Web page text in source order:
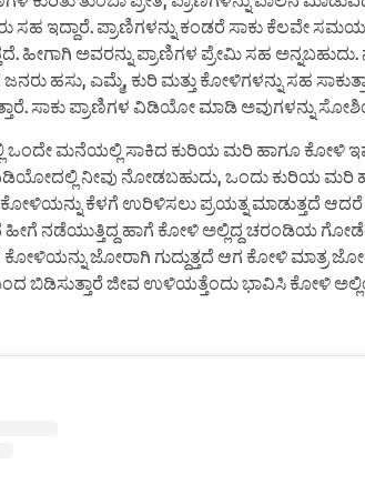
ಸಹ ಇದ್ದಾರೆ. ಪ್ರಾಣಿಗಳನ್ನು ಕಂಡರೆ ಸಾಕು ಕೆಲವೇ
ಹೀಗಾಗಿ ಅವರನ್ನು ಪ್ರಾಣಿಗಳ ಪ್ರೇಮಿ ಸಹ
ಹಸು, ಎಮ್ಮೆ, ಕುರಿ ಮತ್ತು ಕೋಳಿಗಳನ್ನು ಸಹ
ಸಾಕು ಪ್ರಾಣಿಗಳ ವಿಡಿಯೋ ಮಾಡಿ ಅವುಗಳನ್ನು
ಒಂದೇ ಮನೆಯಲ್ಲಿ ಸಾಕಿದ ಕುರಿಯ ಮರಿ ಹಾಗೂ ಕೋಳಿ
ನೀವು ನೋಡಬಹುದು, ಒಂದು ಕುರಿಯ ಮರಿ
ಕೋಳಿಯನ್ನು ಕೆಳಗೆ ಉರಿಳಿಸಲು ಪ್ರಯತ್ನ ಮಾಡುತ್ತದೆ
ನಡೆಯುತ್ತಿದ್ದ ಹಾಗೆ ಕೋಳಿ ಅಲ್ಲಿದ್ದ ಚರಂಡಿಯ
ಜೋರಾಗಿ ಗುದ್ದುತ್ತದೆ ಆಗ ಕೋಳಿ ಮಾತ್ರ
ಬಿಡಿಸುತ್ತಾರೆ ಜೀವ ಉಳಿಯತ್ತೆಂದು ಭಾವಿಸಿ ಕೋಳಿ